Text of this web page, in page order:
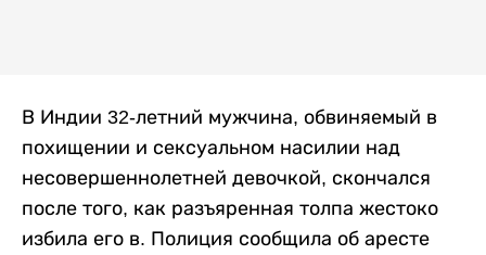
В Индии 32-летний мужчина, обвиняемый в
похищении и сексуальном насилии над
несовершеннолетней девочкой, скончался
после того, как разъяренная толпа жестоко
избила его в. Полиция сообщила об аресте